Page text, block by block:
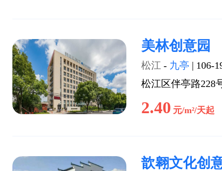
美林创意园
松江 - 九亭 | 106-
松江区伴亭路228
2.40 元/m²/天起
歆翱文化创